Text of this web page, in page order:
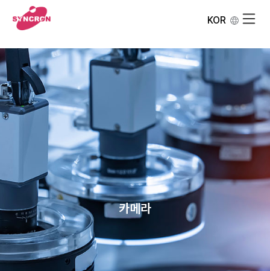
KOR
카메라